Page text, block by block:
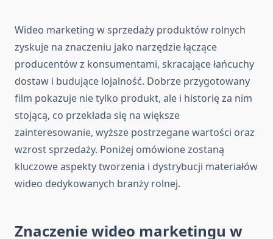
Wideo marketing w sprzedaży produktów rolnych
zyskuje na znaczeniu jako narzędzie łączące
producentów z konsumentami, skracające łańcuchy
dostaw i budujące lojalność. Dobrze przygotowany
film pokazuje nie tylko produkt, ale i historię za nim
stojącą, co przekłada się na większe
zainteresowanie, wyższe postrzegane wartości oraz
wzrost sprzedaży. Poniżej omówione zostaną
kluczowe aspekty tworzenia i dystrybucji materiałów
wideo dedykowanych branży rolnej.
Znaczenie wideo marketingu w